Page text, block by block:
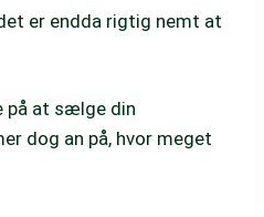
er endda rigtig nemt at
på at sælge din
dog an på, hvor meget